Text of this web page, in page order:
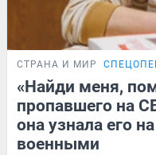
СТРАНА И МИР
«Найди меня,
пропавшего на
она узнала его
военными